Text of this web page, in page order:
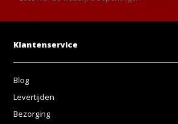
Klantenservice
Blog
Levertijden
Bezorging